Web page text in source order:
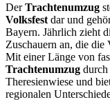
DerTrachtenumzug
Volksfest dar und
Bayern. Jährlich zieht
Zuschauern an, die die
Mit einer Länge von
Trachtenumzug
Theresienwiese und
regionalen